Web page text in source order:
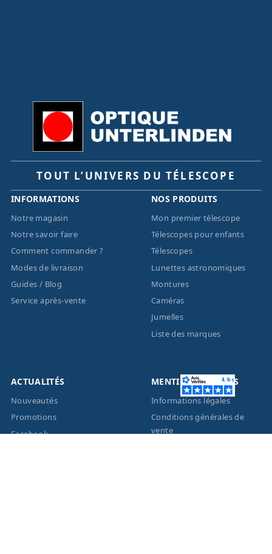
TOUT L’UNIVERS DU TÉLESCOPE
INFORMATIONS
Notre magasin
Notre savoir faire
Comment commander ?
Modes de livraison
Guides / Blog
Service après-vente
NOS PRODUITS
Mon premier télescope
Télescopes pour enfants
Télescopes
Lunettes astronomiques
Montures
Caméras
Jumelles
Liste des marques
ACTUALITÉS
Nouveautés
Promotions
Facebook
MENTIONS LÉGALES
Informations légales
Conditions générales de
vente